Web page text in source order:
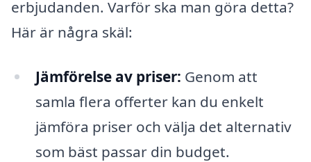
erbjudanden. Varför ska man göra detta?
Här är några skäl:
Jämförelse av priser: Genom att
samla flera offerter kan du enkelt
jämföra priser och välja det alternativ
som bäst passar din budget.